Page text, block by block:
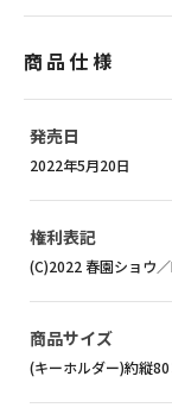
商品仕様
発売日
2022年5月20日
権利表記
(C)2022 春園ショウ
商品サイズ
(キーホルダー)約縦